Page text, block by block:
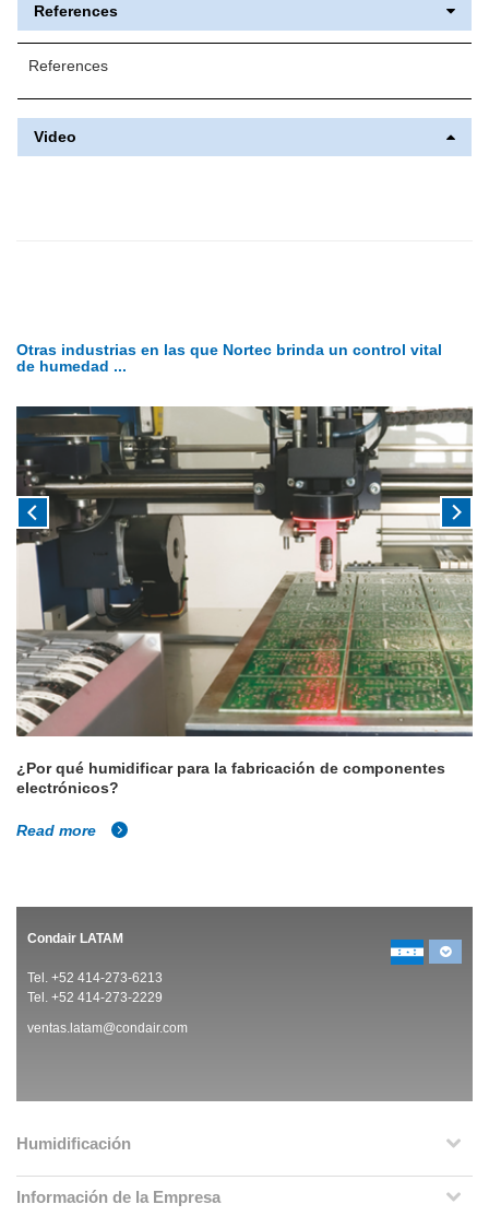
References
References
Video
Otras industrias en las que Nortec brinda un control vital
de humedad ...
¿Por qué humidificar para la fabricación de componentes
electrónicos?
Read more
Condair LATAM
Tel. +52 414-273-6213
Tel. +52 414-273-2229
ventas.latam@condair.com
Humidificación
Información de la Empresa